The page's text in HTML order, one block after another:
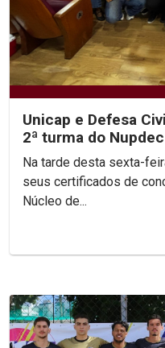
Unicap e Defesa
2ª turma do
Na tarde desta sexta-
seus certificados de
Núcleo de...